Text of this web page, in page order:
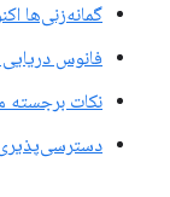
گمانه‌زنی‌ها
فانوس دریایی ۱۲.۶.۰
نکات برجسته